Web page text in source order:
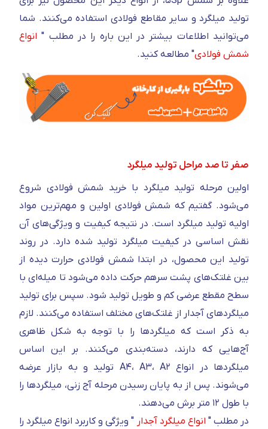
تولید میلگرد و سایر مقاطع فولادی استفاده می‌کنند. شما
می‌توانید اطلاعات بیشتر در این باره را در مطلب " انواع
شمش فولادی" مطالعه کنید.
صفر تا صد مراحل تولید میلگرد
اولین مرحله تولید میلگرد با خرید شمش فولادی شروع
می‌شود. گفتیم که شمش فولادی اولین و مهم‌ترین مواد
اولیه تولید میلگرد است. در نتیجه کیفیت و ویژگی‌های آن
نقش اساسی در کیفیت میلگرد تولید شده دارد. در روند
تولید این محصول، در ابتدا شمش فولادی حرارت دیده از
بین غلتک‌های پشت سرهم حرکت داده می‌شود تا میله‌ای با
سطح مقطع عرضی کم و طویل تولید شود. سپس برای تولید
میلگرد‌های آجدار از غلتک‌های مختلف استفاده می‌کنند. لازم
به ذکر است که میلگرد‌ها را با توجه به شکل ظاهری
آج‌هایی که دارند، دسته‌بندی می‌کنند. بر این اساس
میلگرد‌ها در انواع A۴، A۳، A۲ تولید و به بازار عرضه
می‌شوند. پس از به پایان رسیدن مرحله آج زنی، میلگرد‌ها را
با طول ۱۲ متر برش می‌دهند.
در مطلب " انواع میلگرد آجدار " ویژگی و کاربرد انواع میلگرد را